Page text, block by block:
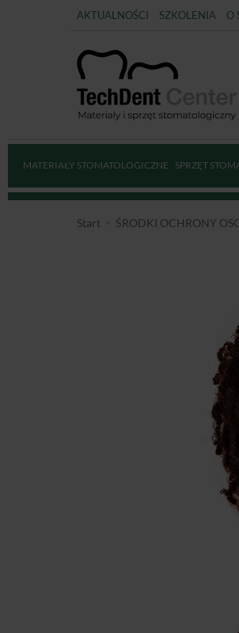
AKTUALNOŚCI SZKOLENIA O
MATERIAŁY STOMATOLOGICZNE SPRZĘT
Start ŚRODKI OCHRONY